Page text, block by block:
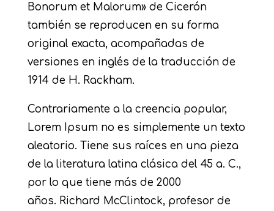
Bonorum et Malorum» de Cicerón
también se reproducen en su forma
original exacta, acompañadas de
versiones en inglés de la traducción de
1914 de H. Rackham.
Contrariamente a la creencia popular,
Lorem Ipsum no es simplemente un texto
aleatorio. Tiene sus raíces en una pieza
de la literatura latina clásica del 45 a. C.,
por lo que tiene más de 2000
años. Richard McClintock, profesor de